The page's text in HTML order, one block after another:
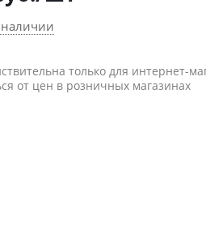
только для интернет-
от цен в розничных магазинах